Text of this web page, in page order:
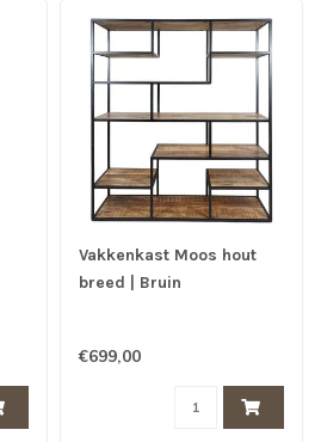
Vakkenkast Moos hout
breed | Bruin
€699,00